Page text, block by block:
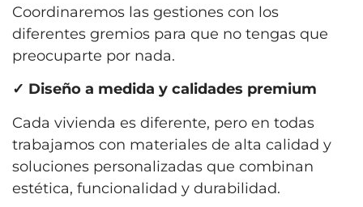
Coordinaremos las gestiones con los
diferentes gremios para que no tengas que
preocuparte por nada.
✓ Diseño a medida y calidades premium
Cada vivienda es diferente, pero en todas
trabajamos con materiales de alta calidad y
soluciones personalizadas que combinan
estética, funcionalidad y durabilidad.